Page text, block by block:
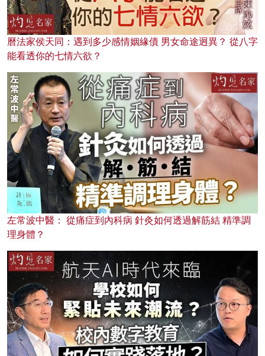
曆法家侯天同：遇到多少感情姻緣債 男女命途迥異？ 從八字
能看透你的七情六欲？
左常波中醫： 從痛症到內科病 針灸如何透過解筋結 精準調
理身體？